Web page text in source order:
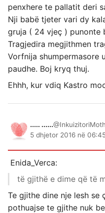
penxhere te pallatit deri
Nji babë tjeter vari dy
gruja ( 24 vjeç ) punonte
Tragjedira megjithmen
Vorfnija shumpermasore
paudhe. Boj kryq thuj.
Ehhh, kur vdiq Kastro
..... ......@InkuizitoriMoth
5 dhjetor 2016 në
Enida_Verca:
të gjithë e dime që të
Te gjithe dine nje lesh se
pothuajse te gjithe nuk